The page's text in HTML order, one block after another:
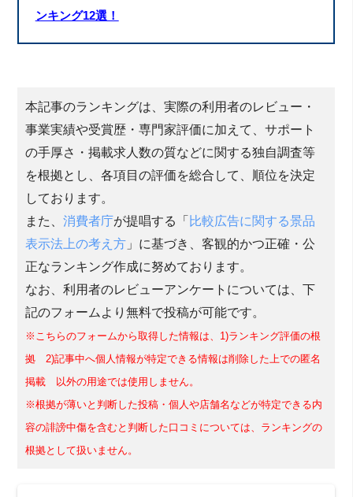
ンキング12選！
本記事のランキングは、実際の利用者のレビュー・
事業実績や受賞歴・専門家評価に加えて、サポート
の手厚さ・掲載求人数の質などに関する独自調査等
を根拠とし、各項目の評価を総合して、順位を決定
しております。
また、消費者庁が提唱する「 比較広告に関する景品
表示法上の考え方 」に基づき、客観的かつ正確・公
正なランキング作成に努めております。
なお、利用者のレビューアンケートについては、下
記のフォームより無料で投稿が可能です。
※こちらのフォームから取得した情報は、1)ランキング評価の根
拠 2)記事中へ個人情報が特定できる情報は削除した上での匿名
掲載 以外の用途では使用しません。
※根拠が薄いと判断した投稿・個人や店舗名などが特定できる内
容の誹謗中傷を含むと判断した口コミについては、ランキングの
根拠として扱いません。